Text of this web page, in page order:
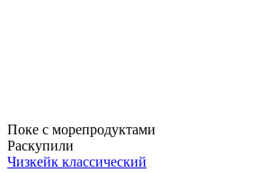
Поке с морепродуктами
Раскупили
Чизкейк классический